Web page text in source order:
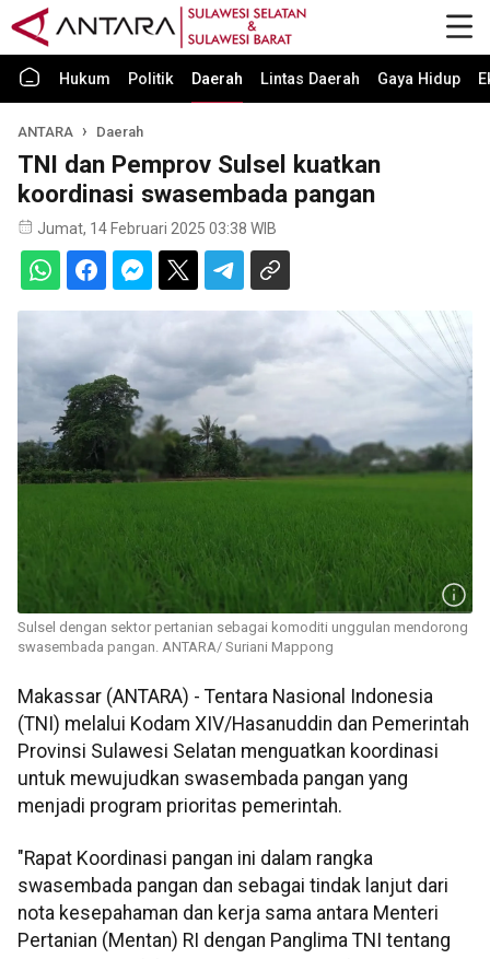
Hukum Politik Daerah Lintas Daerah Gaya Hidup
ANTARA Daerah
TNI dan Pemprov Sulsel kuatkan
koordinasi swasembada pangan
Jumat, 14 Februari 2025 03:38 WIB
Sulsel dengan sektor pertanian sebagai komoditi unggulan mendorong
swasembada pangan. ANTARA/ Suriani Mappong
Makassar (ANTARA) - Tentara Nasional Indonesia
(TNI) melalui Kodam XIV/Hasanuddin dan Pemerintah
Provinsi Sulawesi Selatan menguatkan koordinasi
untuk mewujudkan swasembada pangan yang
menjadi program prioritas pemerintah.
"Rapat Koordinasi pangan ini dalam rangka
swasembada pangan dan sebagai tindak lanjut dari
nota kesepahaman dan kerja sama antara Menteri
Pertanian (Mentan) RI dengan Panglima TNI tentang